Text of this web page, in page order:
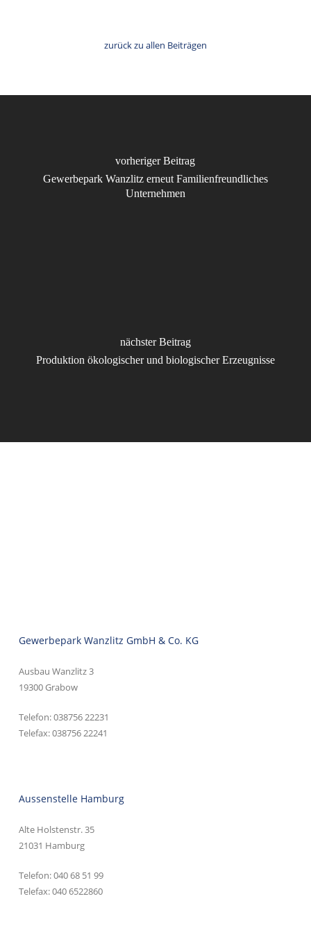
zurück zu allen Beiträgen
vorheriger Beitrag
Gewerbepark Wanzlitz erneut Familienfreundliches
Unternehmen
nächster Beitrag
Produktion ökologischer und biologischer Erzeugnisse
Gewerbepark Wanzlitz GmbH & Co. KG
Ausbau Wanzlitz 3
19300 Grabow
Telefon:038756 22231
Telefax: 038756 22241
Aussenstelle Hamburg
Alte Holstenstr. 35
21031 Hamburg
Telefon:040 68 51 99
Telefax: 040 6522860